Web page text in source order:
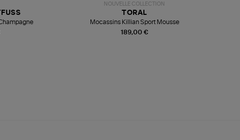
NOUVELLE COLLECTION
189,00 €
TORAL
Mocassins Killian Sport Mousse